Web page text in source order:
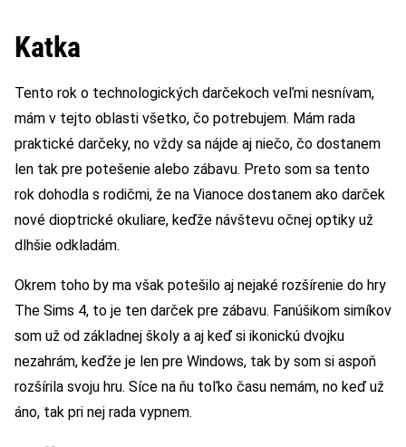
Katka
Tento rok o technologických darčekoch veľmi nesnívam,
mám v tejto oblasti všetko, čo potrebujem. Mám rada
praktické darčeky, no vždy sa nájde aj niečo, čo dostanem
len tak pre potešenie alebo zábavu. Preto som sa tento
rok dohodla s rodičmi, že na Vianoce dostanem ako darček
nové dioptrické okuliare, keďže návštevu očnej optiky už
dlhšie odkladám.
Okrem toho by ma však potešilo aj nejaké rozšírenie do hry
The Sims 4, to je ten darček pre zábavu. Fanúšikom simíkov
som už od základnej školy a aj keď si ikonickú dvojku
nezahrám, keďže je len pre Windows, tak by som si aspoň
rozšírila svoju hru. Síce na ňu toľko času nemám, no keď už
áno, tak pri nej rada vypnem.